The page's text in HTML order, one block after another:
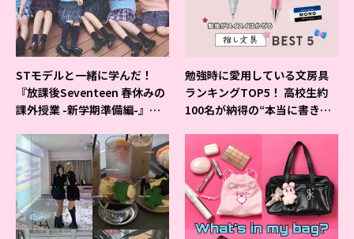
STモデルと一緒に学んだ！
『放課後Seventeen 春休みの
課外授業 -新学期準備編-』イ
勉強時に愛用している文房具
ランキングTOP5！ 高校生約
100名が納得の“本当に書きや